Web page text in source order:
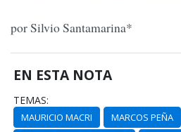
por Silvio Santamarina*
EN ESTA NOTA
TEMAS:
MAURICIO MACRI
MARCOS PEÑA